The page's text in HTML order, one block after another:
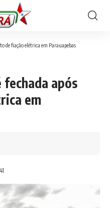
de fiação elétrica em Parauapebas
fechada após
em